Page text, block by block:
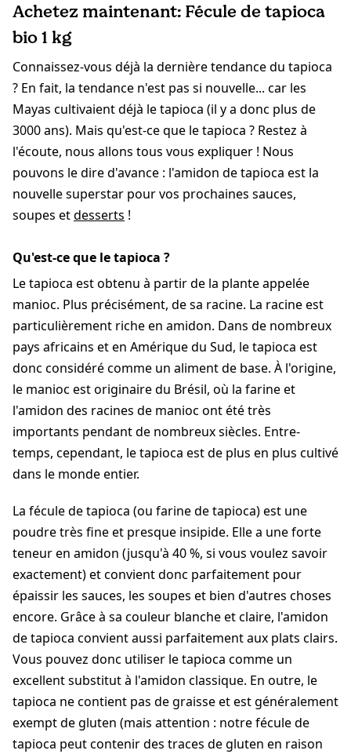
Achetez maintenant: Fécule de tapioca
bio 1 kg
Connaissez-vous déjà la dernière tendance du tapioca
? En fait, la tendance n'est pas si nouvelle... car les
Mayas cultivaient déjà le tapioca (il y a donc plus de
3000 ans). Mais qu'est-ce que le tapioca ? Restez à
l'écoute, nous allons tous vous expliquer ! Nous
pouvons le dire d'avance : l'amidon de tapioca est la
nouvelle superstar pour vos prochaines sauces,
soupes etdesserts !
Qu'est-ce que le tapioca ?
Le tapioca est obtenu à partir de la plante appelée
manioc. Plus précisément, de sa racine. La racine est
particulièrement riche en amidon. Dans de nombreux
pays africains et en Amérique du Sud, le tapioca est
donc considéré comme un aliment de base. À l'origine,
le manioc est originaire du Brésil, où la farine et
l'amidon des racines de manioc ont été très
importants pendant de nombreux siècles. Entre-
temps, cependant, le tapioca est de plus en plus cultivé
dans le monde entier.
La fécule de tapioca (ou farine de tapioca) est une
poudre très fine et presque insipide. Elle a une forte
teneur en amidon (jusqu'à 40 %, si vous voulez savoir
exactement) et convient donc parfaitement pour
épaissir les sauces, les soupes et bien d'autres choses
encore. Grâce à sa couleur blanche et claire, l'amidon
de tapioca convient aussi parfaitement aux plats clairs.
Vous pouvez donc utiliser le tapioca comme un
excellent substitut à l'amidon classique. En outre, le
tapioca ne contient pas de graisse et est généralement
exempt de gluten (mais attention : notre fécule de
tapioca peut contenir des traces de gluten en raison